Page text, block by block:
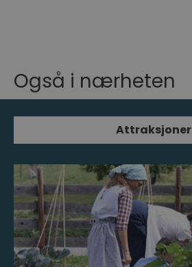
Også i nærheten
Attraksjoner